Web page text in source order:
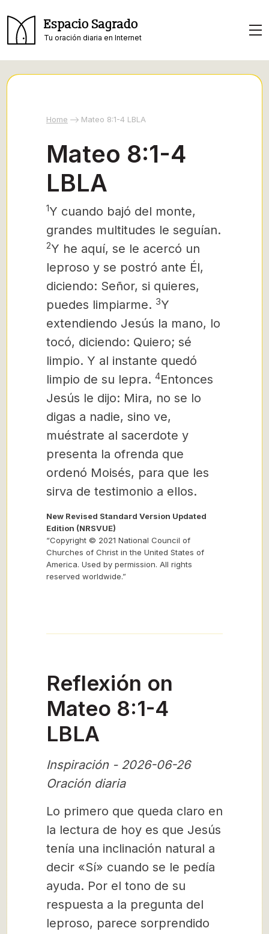
Espacio Sagrado
Tu oración diaria en Internet
Home Mateo 8:1-4 LBLA
Mateo 8:1-4
LBLA
1Y cuando bajó del monte,
grandes multitudes le seguían.
2Y he aquí, se le acercó un
leproso y se postró ante Él,
diciendo: Señor, si quieres,
puedes limpiarme. 3Y
extendiendo Jesús la mano, lo
tocó, diciendo: Quiero; sé
limpio. Y al instante quedó
limpio de su lepra. 4Entonces
Jesús le dijo: Mira, no se lo
digas a nadie, sino ve,
muéstrate al sacerdote y
presenta la ofrenda que
ordenó Moisés, para que les
sirva de testimonio a ellos.
New Revised Standard Version Updated
Edition (NRSVUE)
“Copyright © 2021 National Council of
Churches of Christ in the United States of
America. Used by permission. All rights
reserved worldwide.”
Reflexión on
Mateo 8:1-4
LBLA
Inspiración - 2026-06-26
Oración diaria
Lo primero que queda claro en
la lectura de hoy es que Jesús
tenía una inclinación natural a
decir «Sí» cuando se le pedía
ayuda. Por el tono de su
respuesta a la pregunta del
leproso, parece sorprendido